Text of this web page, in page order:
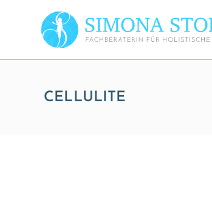
CELLULITE